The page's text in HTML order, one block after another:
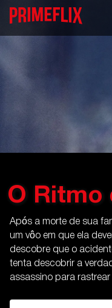
O Ritmo
Após a morte de sua
um vôo em que ela
descobre que o
tenta descobrir a
assassino para